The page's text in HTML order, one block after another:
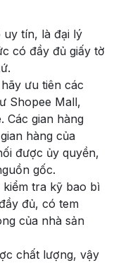
uy tín, là đại lý
có đầy đủ giấy tờ
ưu tiên các
Shopee Mall,
Các gian hàng
hàng của
được ủy quyền,
gốc.
kiểm tra kỹ bao bì
đủ, có tem
của nhà sản
chất lượng, vậy